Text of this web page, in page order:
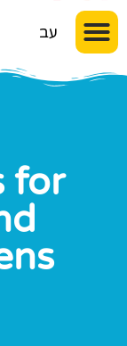
עב
for